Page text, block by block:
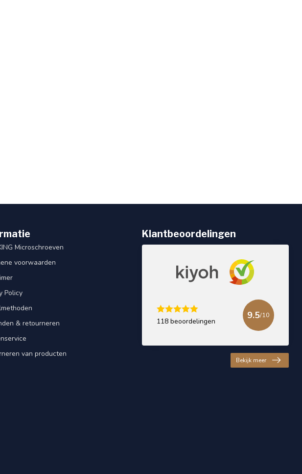
Microschroeven
voorwaarden
Policy
& retourneren
van producten
Klantbeoordelingen
118 beoordelingen
9.5/10
Bekijk meer